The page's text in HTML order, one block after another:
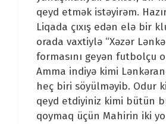
qeyd etmək istəyirəm.
Liqada çıxış edən elə bir
orada vaxtiylə “Xəzər
formasını geyən futbolçu
Amma indiyə kimi
heç biri söyülməyib. Odur
qeyd etdiyiniz kimi bütün
qoymaq üçün Mahirin iki